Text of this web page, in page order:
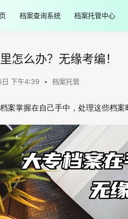
档案查询系统 档案托管中心
怎么办？无缘考编！
下午4:39 • 档案托管
案掌握在自己手中，处理这些档